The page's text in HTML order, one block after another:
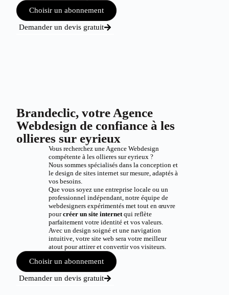
Choisir un abonnement
Demander un devis gratuit
Brandeclic, votre Agence
Webdesign de confiance à les
ollieres sur eyrieux
Vous recherchez une Agence Webdesign
compétente à les ollieres sur eyrieux ?
Nous sommes spécialisés dans la conception et
le design de sites internet sur mesure, adaptés à
vos besoins.
Que vous soyez une entreprise locale ou un
professionnel indépendant, notre équipe de
webdesigners expérimentés met tout en œuvre
pourcréer un site internetqui reflète
parfaitement votre identité et vos valeurs.
Avec un design soigné et une navigation
intuitive, votre site web sera votre meilleur
atout pour attirer et convertir vos visiteurs.
Choisir un abonnement
Demander un devis gratuit